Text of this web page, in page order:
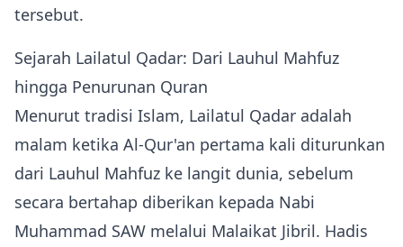
tersebut.
Sejarah Lailatul Qadar: Dari Lauhul Mahfuz
hingga Penurunan Quran
Menurut tradisi Islam, Lailatul Qadar adalah
malam ketika Al‑Qur'an pertama kali diturunkan
dari Lauhul Mahfuz ke langit dunia, sebelum
secara bertahap diberikan kepada Nabi
Muhammad SAW melalui Malaikat Jibril. Hadis